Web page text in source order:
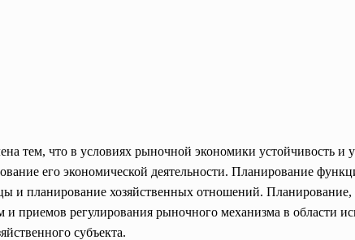
тем, что в условиях рыночной экономики устойчивость и
его экономической деятельности. Планирование
и планирование хозяйственных отношений. Планирование,
приемов регулирования рыночного механизма в области
субъекта.